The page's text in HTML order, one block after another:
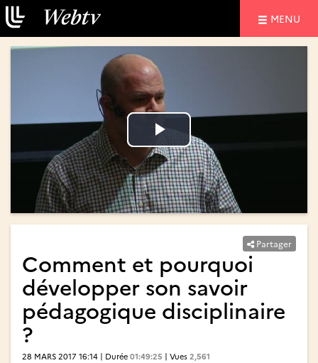
MENU
Lire
la
vidéo
Lire
la
vidéo
Partager
Comment et pourquoi
développer son savoir
pédagogique disciplinaire
?
28 MARS 2017 16:14 | Durée 01:49:25 | Vues 2,561